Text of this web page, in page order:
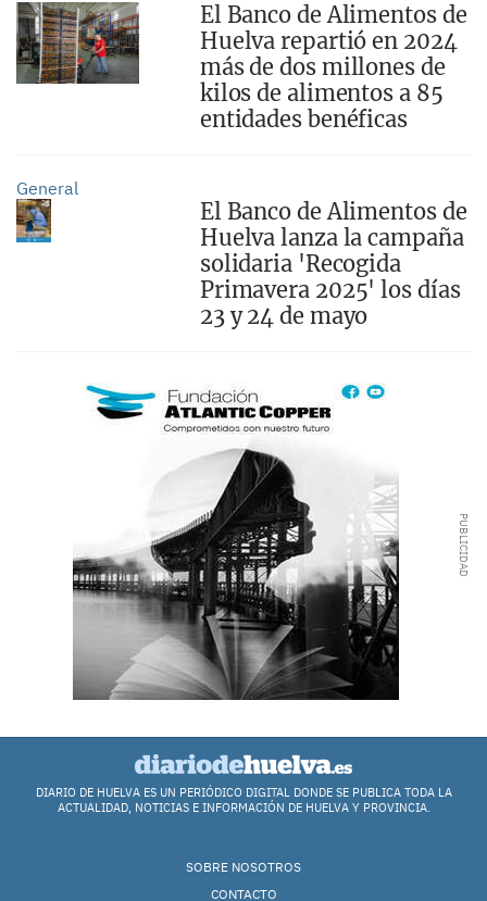
El Banco de Alimentos de
Huelva repartió en 2024
más de dos millones de
kilos de alimentos a 85
entidades benéficas
General
El Banco de Alimentos de
Huelva lanza la campaña
solidaria 'Recogida
Primavera 2025' los días
23 y 24 de mayo
DIARIO DE HUELVA ES UN PERIÓDICO DIGITAL DONDE SE PUBLICA TODA LA
ACTUALIDAD, NOTICIAS E INFORMACIÓN DE HUELVA Y PROVINCIA.
SOBRE NOSOTROS
CONTACTO